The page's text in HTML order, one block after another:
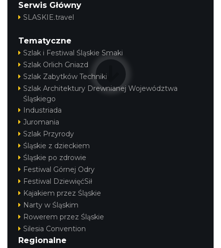
Serwis Główny
SLASKIE.travel
Tematyczne
Szlak i Festiwal Śląskie Smaki
Szlak Orlich Gniazd
Szlak Zabytków Techniki
Szlak Architektury Drewnianej Województwa
Śląskiego
Industriada
Juromania
Szlak Przyrody
Śląskie z dzieckiem
Śląskie po zdrowie
Festiwal Górnej Odry
Festiwal DziewięćSił
Kajakiem przez Śląskie
Narty w Śląskim
Rowerem przez Śląskie
Silesia Convention
Regionalne